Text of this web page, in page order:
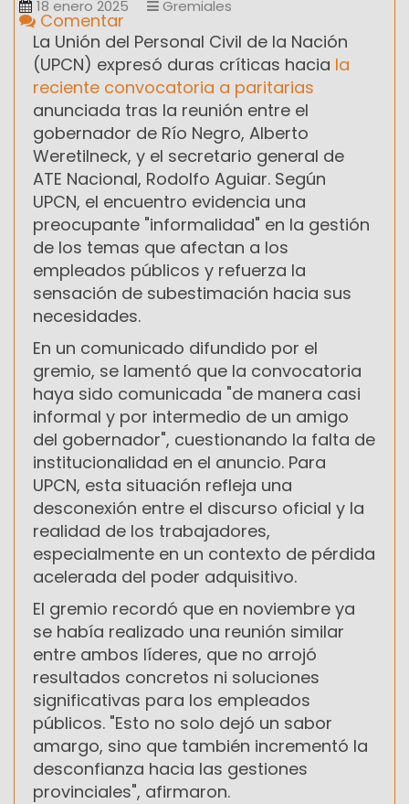
18 enero 2025 Gremiales
Comentar
La Unión del Personal Civil de la Nación
(UPCN) expresó duras críticas hacia la
reciente convocatoria a paritarias
anunciada tras la reunión entre el
gobernador de Río Negro, Alberto
Weretilneck, y el secretario general de
ATE Nacional, Rodolfo Aguiar. Según
UPCN, el encuentro evidencia una
preocupante "informalidad" en la gestión
de los temas que afectan a los
empleados públicos y refuerza la
sensación de subestimación hacia sus
necesidades.
En un comunicado difundido por el
gremio, se lamentó que la convocatoria
haya sido comunicada "de manera casi
informal y por intermedio de un amigo
del gobernador", cuestionando la falta de
institucionalidad en el anuncio. Para
UPCN, esta situación refleja una
desconexión entre el discurso oficial y la
realidad de los trabajadores,
especialmente en un contexto de pérdida
acelerada del poder adquisitivo.
El gremio recordó que en noviembre ya
se había realizado una reunión similar
entre ambos líderes, que no arrojó
resultados concretos ni soluciones
significativas para los empleados
públicos. "Esto no solo dejó un sabor
amargo, sino que también incrementó la
desconfianza hacia las gestiones
provinciales", afirmaron.